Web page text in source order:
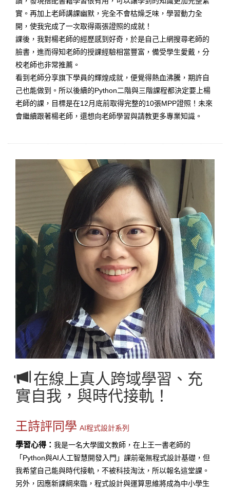
實。再加上老師講課幽默，完全不會枯燥乏味，學習動力全
開，使我完成了一次取得兩張證照的成就！
課後，我對楊老師的經歷感到好奇，於是自己上網搜尋老師的
臉書，進而得知老師的授課經驗相當豐富，備受學生愛戴，分
校老師也非常推薦。
看到老師分享旗下學員的輝煌成就，便覺得熱血沸騰，期許自
己也能做到。所以後續的Python二階與三階課程都決定要上楊
老師的課，目標是在12月底前取得完整的10張MPP證照！未來
會繼續跟著楊老師，還想向老師學習與請教更多專業知識。
在線上真人跨域學習、充
實自我，與時代接軌！
王詩評同學 AI程式設計系列
學習心得： 我是一名大學國文教師，在上王一書老師的
「Python與AI人工智慧開發入門」課前毫無程式設計基礎，但
我希望自己能與時代接軌，不被科技淘汰，所以報名這堂課。
另外，因應新課綱來臨，程式設計與運算思維將成為中小學生